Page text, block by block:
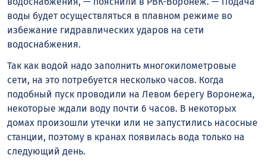
воды будет осуществляться в плавном режиме во
избежание гидравлических ударов на сети
водоснабжения.
Так как водой надо заполнить многокилометровые
сети, на это потребуется несколько часов. Когда
подобный пуск проводили на Левом берегу Воронежа,
некоторые ждали воду почти 6 часов. В некоторых
домах произошли утечки или не запустились насосные
станции, поэтому в кранах появилась вода только на
следующий день.